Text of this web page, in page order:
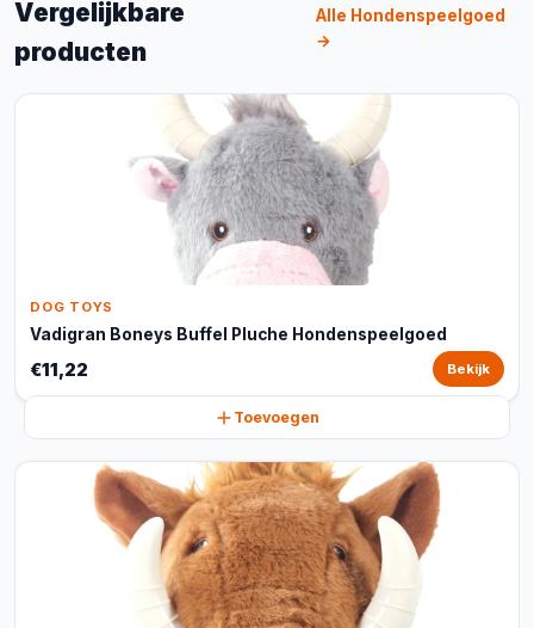
Vergelijkbare
producten
Alle Hondenspeelgoed
→
DOG TOYS
Vadigran Boneys Buffel Pluche Hondenspeelgoed
€11,22 Bekijk
Toevoegen